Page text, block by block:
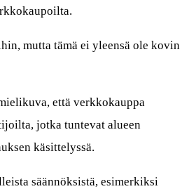
mutta tämä ei yleensä ole kovin
että verkkokauppa
jotka tuntevat alueen
käsittelyssä.
säännöksistä, esimerkiksi